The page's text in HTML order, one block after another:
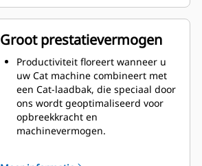
Groot prestatievermogen
Productiviteit floreert wanneer u
uw Cat machine combineert met
een Cat-laadbak, die speciaal door
ons wordt geoptimaliseerd voor
opbreekkracht en
machinevermogen.